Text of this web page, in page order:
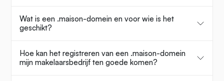
Wat is een .maison-domein en voor wie is het
geschikt?
Hoe kan het registreren van een .maison-domein
mijn makelaarsbedrijf ten goede komen?